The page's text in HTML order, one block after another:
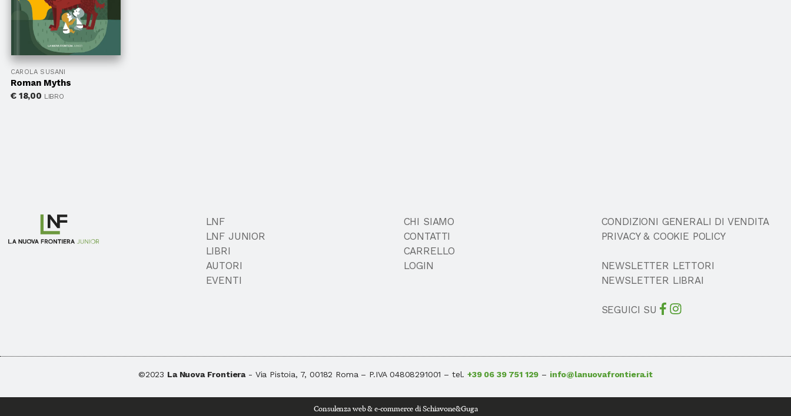
CAROLA SUSANI
Roman Myths
€18,00 LIBRO
LNF
LNF JUNIOR
LIBRI
AUTORI
EVENTI
CHI SIAMO
CONTATTI
CARRELLO
LOGIN
CONDIZIONI GENERALI DI VENDITA
PRIVACY & COOKIE POLICY
NEWSLETTER LETTORI
NEWSLETTER LIBRAI
SEGUICI SU
©2023 La Nuova Frontiera- Via Pistoia, 7, 00182 Roma – P.IVA 04808291001 – tel.+39 06 39 751 129 – info@lanuovafrontiera.it
Consulenza web & e-commerce di Schiavone&Guga